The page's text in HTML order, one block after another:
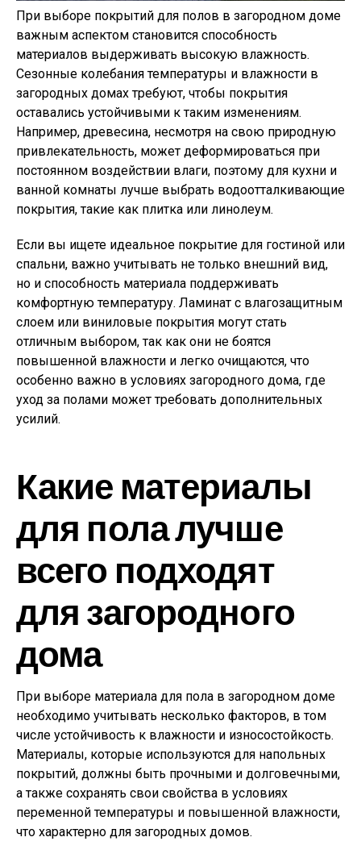
При выборе покрытий для полов в загородном доме
важным аспектом становится способность
материалов выдерживать высокую влажность.
Сезонные колебания температуры и влажности в
загородных домах требуют, чтобы покрытия
оставались устойчивыми к таким изменениям.
Например, древесина, несмотря на свою природную
привлекательность, может деформироваться при
постоянном воздействии влаги, поэтому для кухни и
ванной комнаты лучше выбрать водоотталкивающие
покрытия, такие как плитка или линолеум.
Если вы ищете идеальное покрытие для гостиной или
спальни, важно учитывать не только внешний вид,
но и способность материала поддерживать
комфортную температуру. Ламинат с влагозащитным
слоем или виниловые покрытия могут стать
отличным выбором, так как они не боятся
повышенной влажности и легко очищаются, что
особенно важно в условиях загородного дома, где
уход за полами может требовать дополнительных
усилий.
Какие материалы
для пола лучше
всего подходят
для загородного
дома
При выборе материала для пола в загородном доме
необходимо учитывать несколько факторов, в том
числе устойчивость к влажности и износостойкость.
Материалы, которые используются для напольных
покрытий, должны быть прочными и долговечными,
а также сохранять свои свойства в условиях
переменной температуры и повышенной влажности,
что характерно для загородных домов.